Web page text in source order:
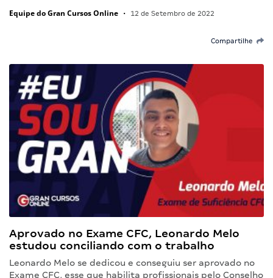
Equipe do Gran Cursos Online • 12 de Setembro de 2022
Compartilhe
Aprovado no Exame CFC, Leonardo Melo
estudou conciliando com o trabalho
Leonardo Melo se dedicou e conseguiu ser aprovado no
Exame CFC, esse que habilita profissionais pelo Conselho